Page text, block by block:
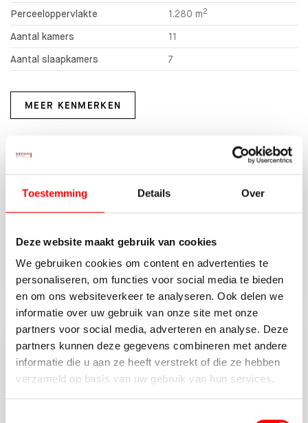
Toestemming Details Over
Deze website maakt gebruik van cookies
We gebruiken cookies om content en advertenties te
personaliseren, om functies voor social media te bieden
en om ons websiteverkeer te analyseren. Ook delen we
informatie over uw gebruik van onze site met onze
partners voor social media, adverteren en analyse. Deze
partners kunnen deze gegevens combineren met andere
informatie die u aan ze heeft verstrekt of die ze hebben
verzameld op basis van uw gebruik van hun services.
Perceeloppervlakte 1.280 m2
Aantal kamers
11
Aantal slaapkamers
7
MEER KENMERKEN
Vragen of opmerkingen?
Neem vrijblijvend contact op met Rutger
030-2313035
Jouw hypotheekadviseur
Reinier Bruin geeft onafhankelijk
hypotheekadvies.